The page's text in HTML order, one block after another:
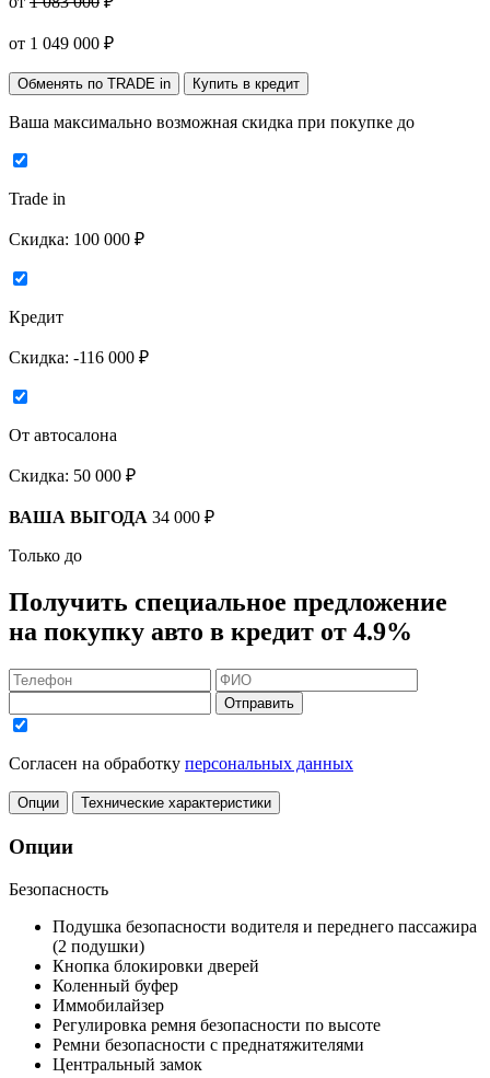
от 1 049 000 ₽
Обменять по TRADE in Купить в кредит
Ваша максимально возможная скидка при покупке до
Trade in
Скидка: 100 000 ₽
Кредит
Скидка: -116 000 ₽
От автосалона
Скидка: 50 000 ₽
ВАША ВЫГОДА 34 000 ₽
Только до
Получить специальное предложение
на покупку авто в кредит от 4.9%
Отправить
Согласен на обработку персональных данных
Опции Технические характеристики
Опции
Безопасность
Подушка безопасности водителя и переднего пассажира
(2 подушки)
Кнопка блокировки дверей
Коленный буфер
Иммобилайзер
Регулировка ремня безопасности по высоте
Ремни безопасности с преднатяжителями
Центральный замок